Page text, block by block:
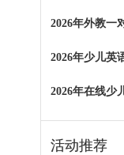
2026年外教一
2026年少儿英
2026年在线少
活动推荐